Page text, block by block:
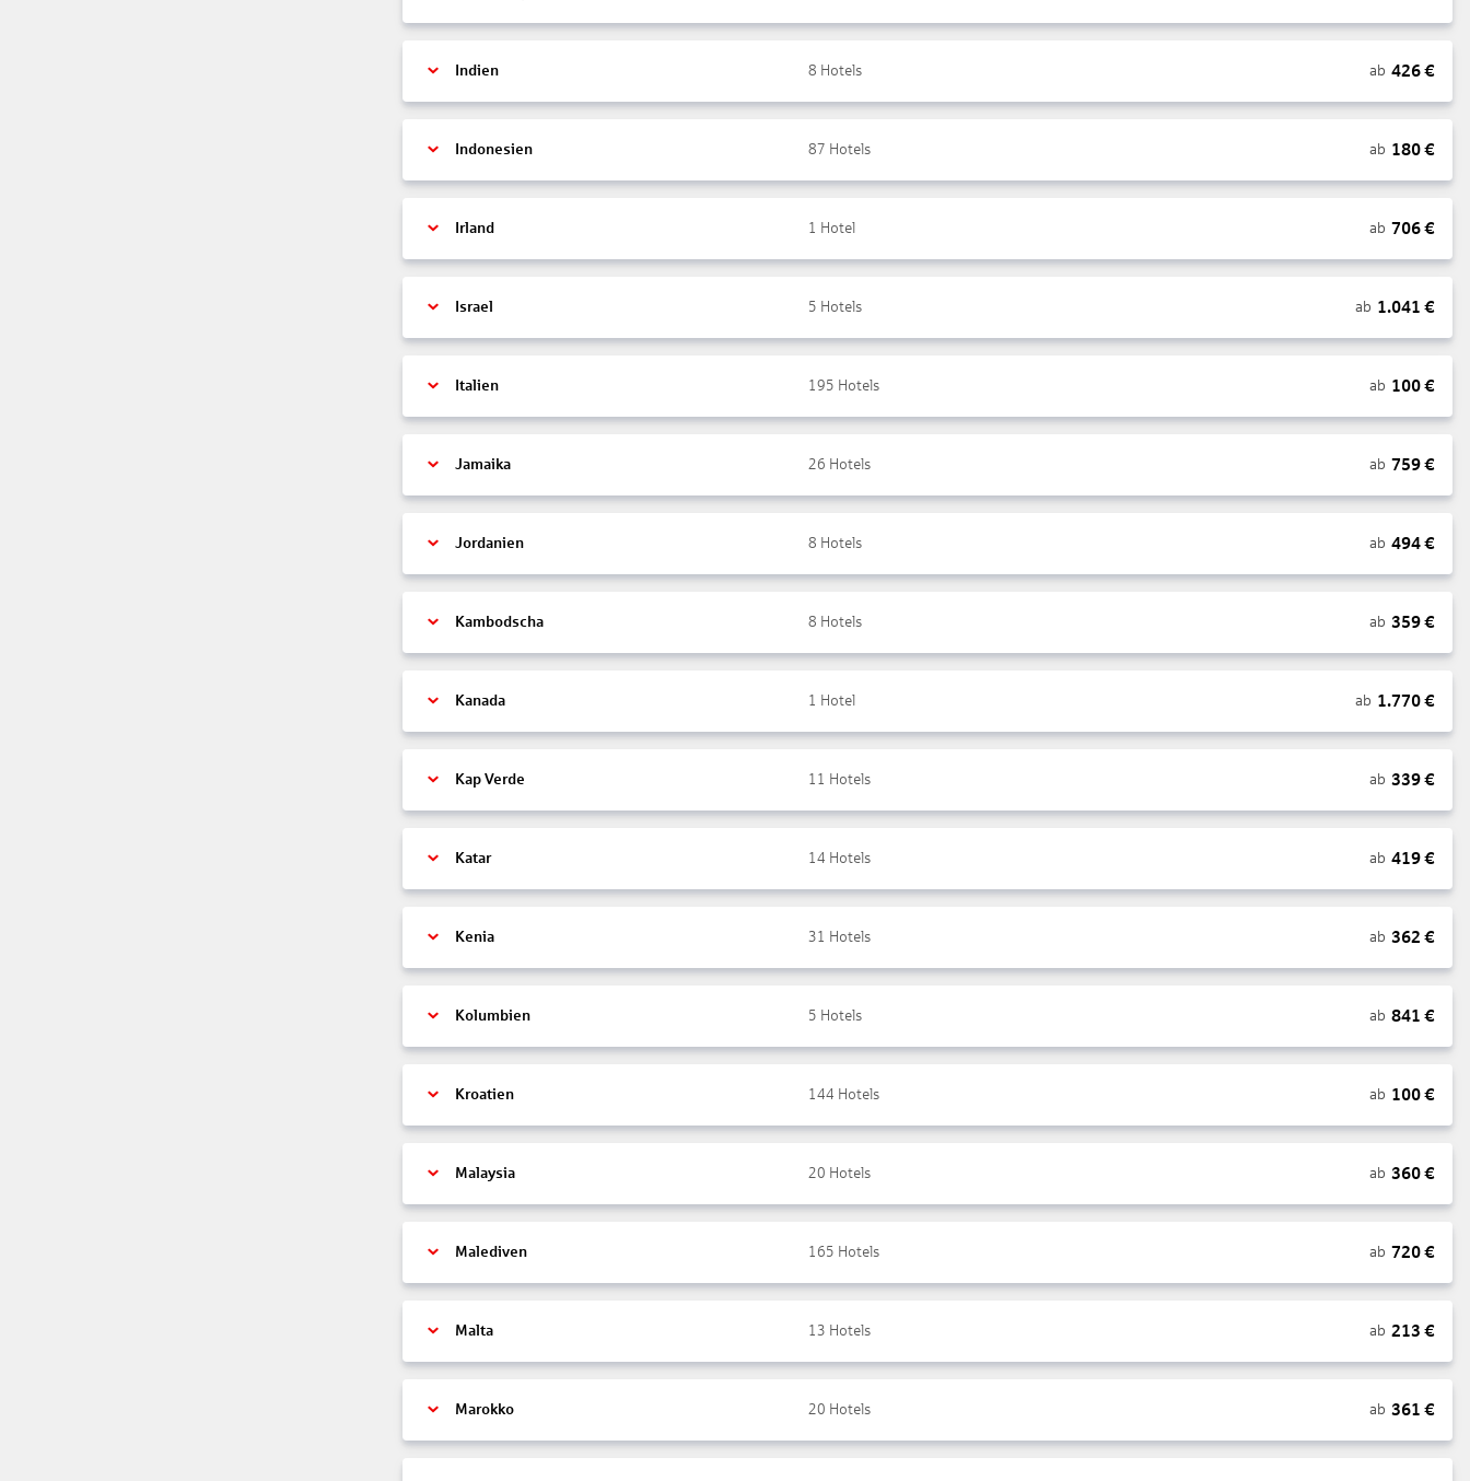
Indien 8 Hotels ab 426€
Indonesien 87 Hotels ab 180€
Irland 1 Hotel ab 706€
Israel 5 Hotels ab 1.041 €
Italien 195 Hotels ab 100€
Jamaika 26 Hotels ab 759€
Jordanien 8 Hotels ab 494€
Kambodscha 8 Hotels ab 359€
Kanada 1 Hotel ab 1.770€
Kap Verde 11 Hotels ab 339€
Katar 14 Hotels ab 419€
Kenia 31 Hotels ab 362 €
Kolumbien 5 Hotels ab 841 €
Kroatien 144 Hotels ab 100€
Malaysia 20 Hotels ab 360€
Malediven 165 Hotels ab 720€
Malta 13 Hotels ab 213 €
Marokko 20 Hotels ab 361 €